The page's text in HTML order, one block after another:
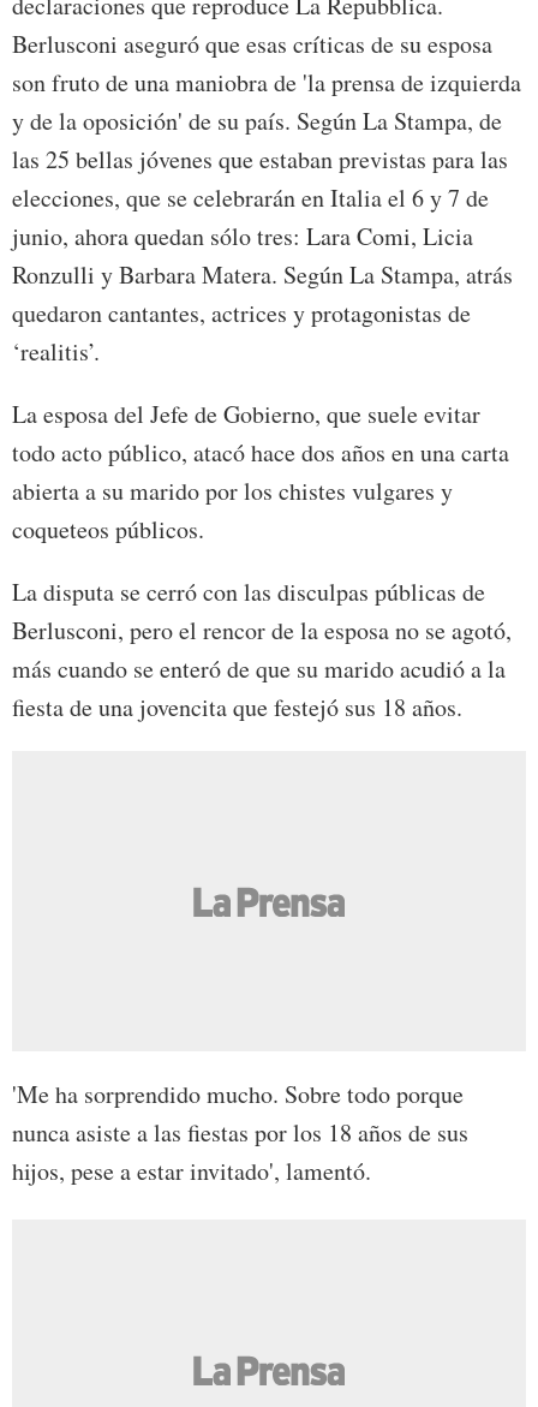
Berlusconi aseguró que esas críticas de su esposa
son fruto de una maniobra de 'la prensa de izquierda
y de la oposición' de su país. Según La Stampa, de
las 25 bellas jóvenes que estaban previstas para las
elecciones, que se celebrarán en Italia el 6 y 7 de
junio, ahora quedan sólo tres: Lara Comi, Licia
Ronzulli y Barbara Matera. Según La Stampa, atrás
quedaron cantantes, actrices y protagonistas de
‘realitis’.
La esposa del Jefe de Gobierno, que suele evitar
todo acto público, atacó hace dos años en una carta
abierta a su marido por los chistes vulgares y
coqueteos públicos.
La disputa se cerró con las disculpas públicas de
Berlusconi, pero el rencor de la esposa no se agotó,
más cuando se enteró de que su marido acudió a la
fiesta de una jovencita que festejó sus 18 años.
'Me ha sorprendido mucho. Sobre todo porque
nunca asiste a las fiestas por los 18 años de sus
hijos, pese a estar invitado', lamentó.